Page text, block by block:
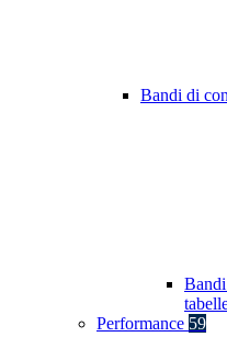
Bandi di
Performance 59